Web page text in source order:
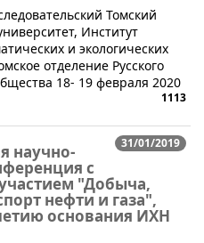
Томский
Институт
и экологических
отделение Русского
18- 19 февраля 2020
1113
31/01/2019
научно-
с
"Добыча,
нефти и газа",
основания ИХН